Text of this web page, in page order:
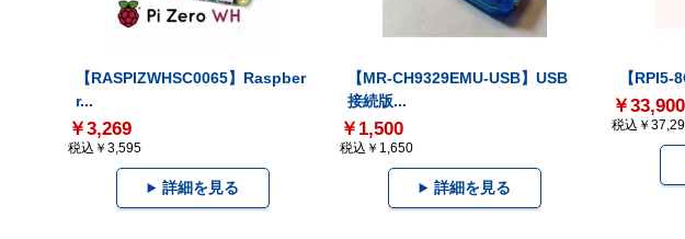
【RASPIZWHSC0065】Raspber
r...
￥3,269
税込￥3,595
詳細を見る
【MR-CH9329EMU-USB】USB
接続版...
￥1,500
税込￥1,650
詳細を見る
【
￥33,900
税込￥